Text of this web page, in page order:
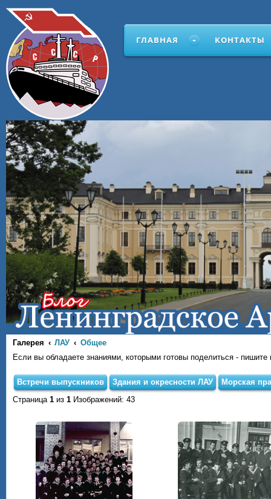
ГЛАВНАЯ КОНТАКТЫ
Галерея ЛАУ
Общее
Если вы обладаете знаниями, которыми готовы поделиться -
Встречи выпускников Здания и окресности ЛАУ
Морская
Страница 1 из 1 Изображений: 43